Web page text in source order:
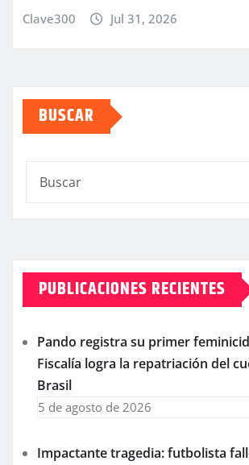
Clave300 Jul 31, 2026
BUSCAR
PUBLICACIONES RECIENTES
Pando registra su primer
Fiscalía logra la repatriación del
Brasil
5 de agosto de 2026
Impactante tragedia: futbolista